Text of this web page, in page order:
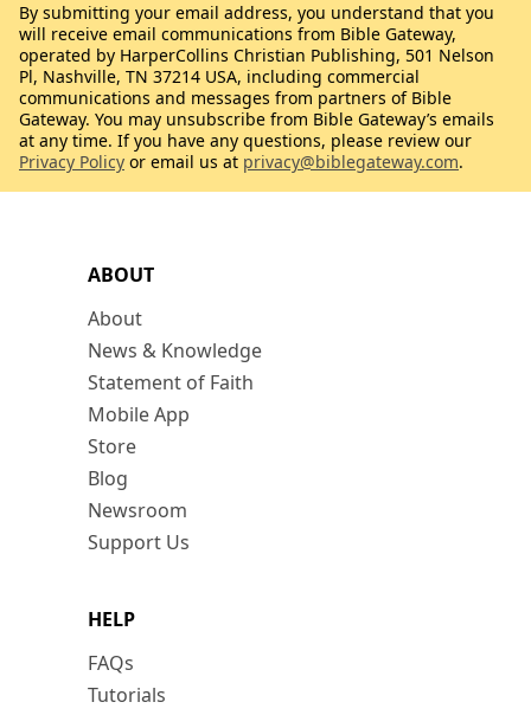
ABOUT
About
News & Knowledge
Statement of Faith
Mobile App
Store
Blog
Newsroom
Support Us
HELP
FAQs
Tutorials
By submitting your email address, you understand that you
will receive email communications from Bible Gateway,
operated by HarperCollins Christian Publishing, 501 Nelson
Pl, Nashville, TN 37214 USA, including commercial
communications and messages from partners of Bible
Gateway. You may unsubscribe from Bible Gateway’s emails
at any time. If you have any questions, please review our
Privacy Policy or email us at privacy@biblegateway.com.